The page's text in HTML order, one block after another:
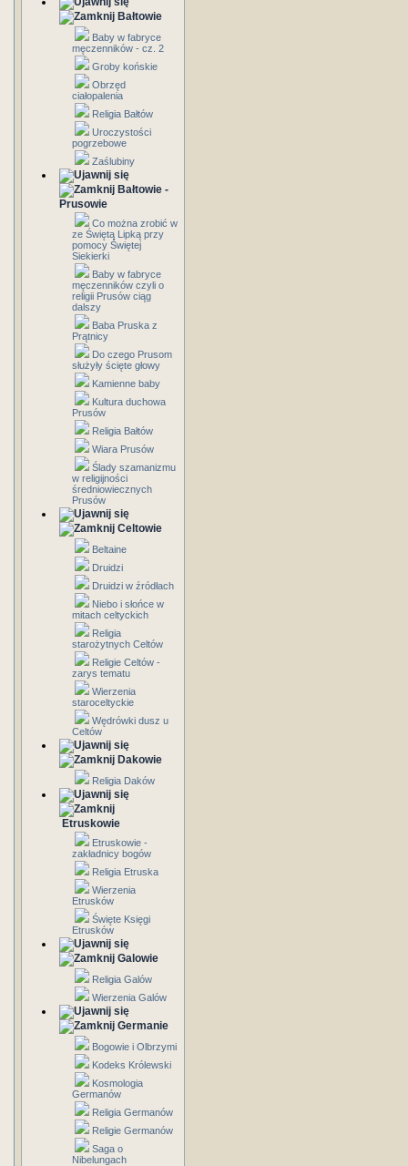
Bałtowie
Baby w fabryce
męczenników - cz. 2
Groby końskie
Obrzęd
ciałopalenia
Religia Bałtów
Uroczystości
pogrzebowe
Zaślubiny
Bałtowie -
Prusowie
Co można zrobić w
ze Świętą Lipką przy
pomocy Świętej
Siekierki
Baby w fabryce
męczenników czyli o
religii Prusów ciąg
dalszy
Baba Pruska z
Prątnicy
Do czego Prusom
służyły ścięte głowy
Kamienne baby
Kultura duchowa
Prusów
Religia Bałtów
Wiara Prusów
Ślady szamanizmu
w religijności
średniowiecznych
Prusów
Celtowie
Beltaine
Druidzi
Druidzi w źródłach
Niebo i słońce w
mitach celtyckich
Religia
starożytnych Celtów
Religie Celtów -
zarys tematu
Wierzenia
staroceltyckie
Wędrówki dusz u
Celtów
Dakowie
Religia Daków
Etruskowie
Etruskowie -
zakładnicy bogów
Religia Etruska
Wierzenia
Etrusków
Święte Księgi
Etrusków
Galowie
Religia Galów
Wierzenia Galów
Germanie
Bogowie i Olbrzymi
Kodeks Królewski
Kosmologia
Germanów
Religia Germanów
Religie Germanów
Saga o
Nibelungach